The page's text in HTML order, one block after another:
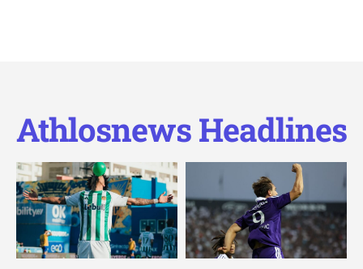
Athlosnews Headlines